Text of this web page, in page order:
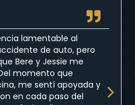
lamentable al
de auto, pero
Bere y Jessie me
momento que
me sentí apoyada y
en cada paso del
Next